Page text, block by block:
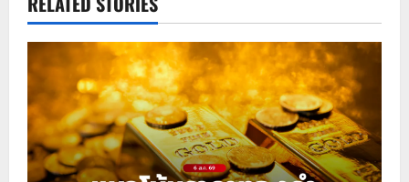
a
v
i
g
a